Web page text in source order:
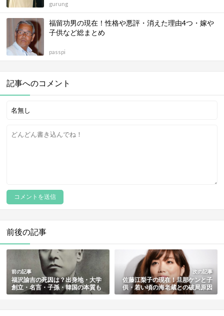
gurung
福留功男の現在！性格や悪評・消えた理由4つ・嫁や
子供など総まとめ
passpi
記事へのコメント
前後の記事
前の記事
福沢諭吉の死因は？出身地・大学
創立・名言・子孫・韓国の本質も
紹介
次の記事
佐藤江梨子の現在！旦那ケンと子
供・若い頃の海老蔵との破局原因
まとめ